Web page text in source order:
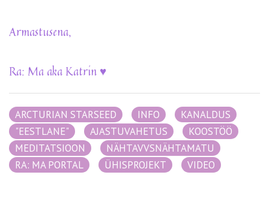
Armastusena,
Ra: Ma aka Katrin ♥️
ARCTURIAN STARSEED INFO
KANALDUS
"EESTLANE"
AJASTUVAHETUS
KOOSTÖÖ
MEDITATSIOON
NÄHTAVVSNÄHTAMATU
RA: MA PORTAL
ÜHISPROJEKT VIDEO